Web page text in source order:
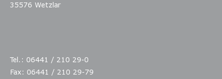
35576 Wetzlar
Tel.: 06441 / 210 29-0
Fax: 06441 / 210 29-79